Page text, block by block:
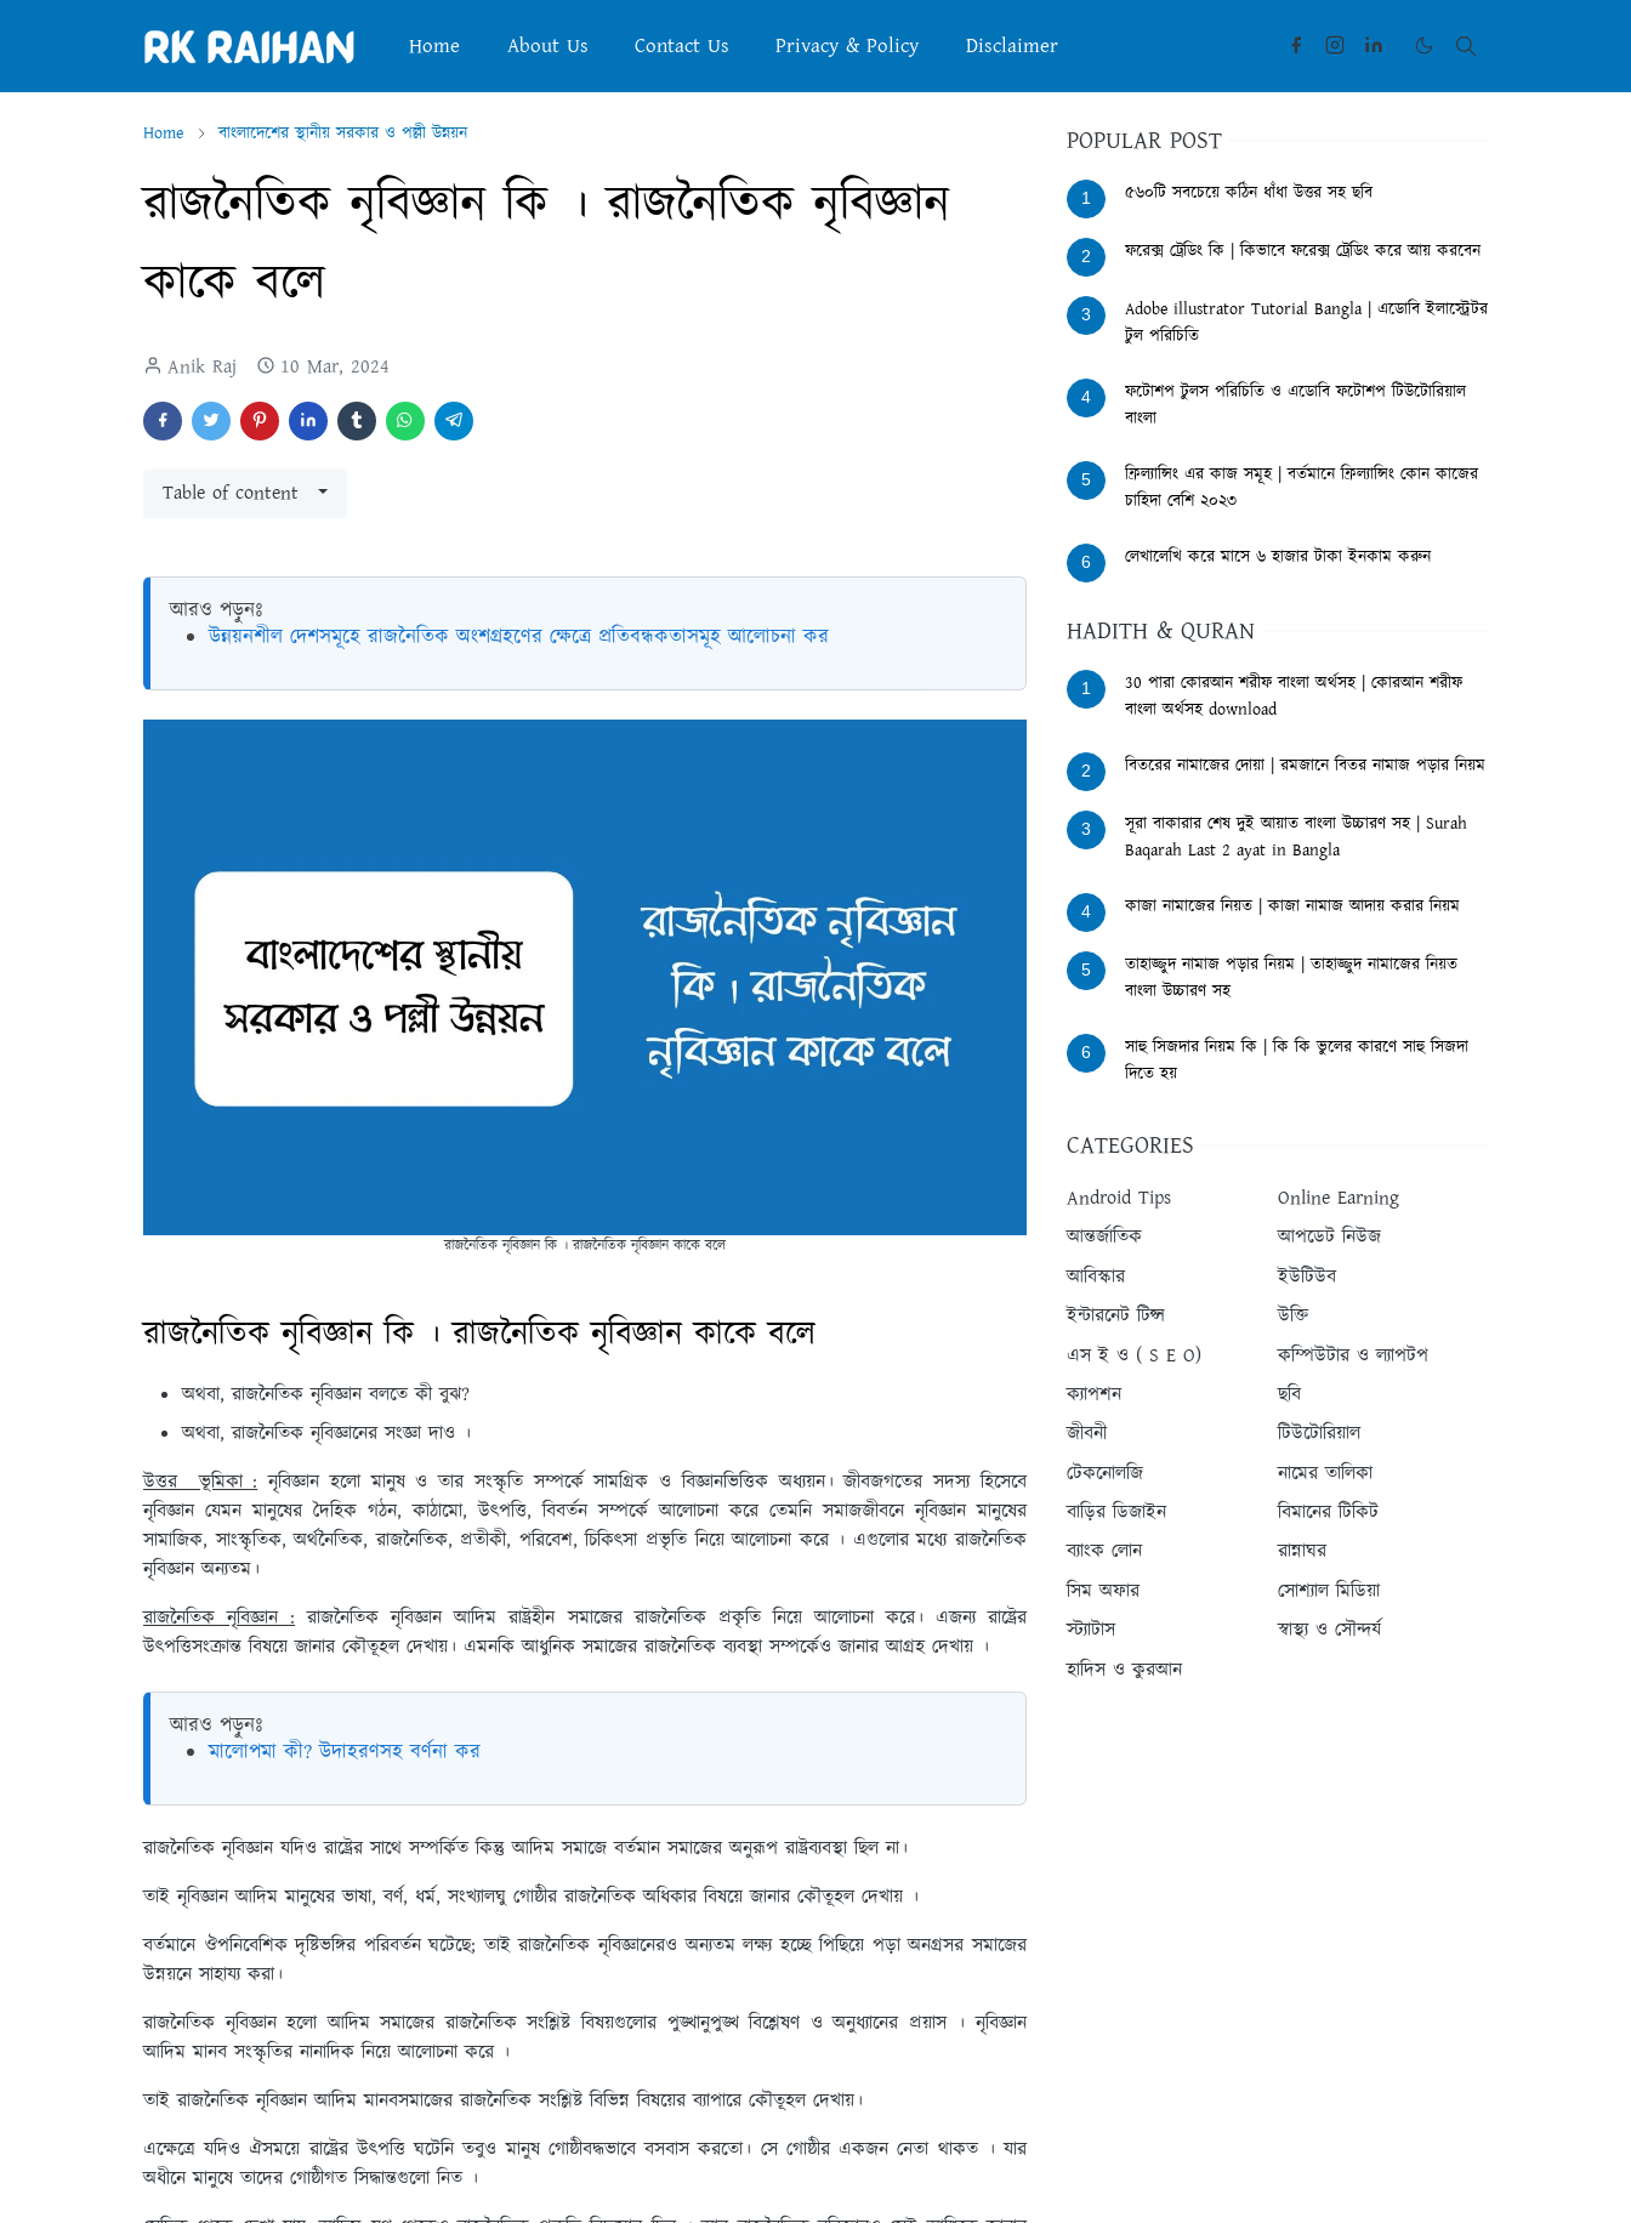
Home About Us Contact Us Privacy & Policy Disclaimer
Home বাংলাদেশের স্থানীয় সরকার ও পল্লী উন্নয়ন
রাজনৈতিক নৃবিজ্ঞান কি । রাজনৈতিক নৃবিজ্ঞান
কাকে বলে
Anik Raj 10 Mar, 2024
Table of content
আরও পড়ুনঃ
উন্নয়নশীল দেশসমূহে রাজনৈতিক অংশগ্রহণের ক্ষেত্রে প্রতিবন্ধকতাসমূহ আলোচনা কর
রাজনৈতিক নৃবিজ্ঞান কি । রাজনৈতিক নৃবিজ্ঞান কাকে বলে
রাজনৈতিক নৃবিজ্ঞান কি । রাজনৈতিক নৃবিজ্ঞান কাকে বলে
অথবা, রাজনৈতিক নৃবিজ্ঞান বলতে কী বুঝ?
অথবা, রাজনৈতিক নৃবিজ্ঞানের সংজ্ঞা দাও ।
উত্তর ভূমিকা :নৃবিজ্ঞান হলো মানুষ ও তার সংস্কৃতি সম্পর্কে সামগ্রিক ও বিজ্ঞানভিত্তিক অধ্যয়ন। জীবজগতের সদস্য হিসেবে
নৃবিজ্ঞান যেমন মানুষের দৈহিক গঠন, কাঠামো, উৎপত্তি, বিবর্তন সম্পর্কে আলোচনা করে তেমনি সমাজজীবনে নৃবিজ্ঞান মানুষের
সামাজিক, সাংস্কৃতিক, অর্থনৈতিক, রাজনৈতিক, প্রতীকী, পরিবেশ, চিকিৎসা প্রভৃতি নিয়ে আলোচনা করে । এগুলোর মধ্যে রাজনৈতিক
নৃবিজ্ঞান অন্যতম।
রাজনৈতিক নৃবিজ্ঞান :রাজনৈতিক নৃবিজ্ঞান আদিম রাষ্ট্রহীন সমাজের রাজনৈতিক প্রকৃতি নিয়ে আলোচনা করে। এজন্য রাষ্ট্রের
উৎপত্তিসংক্রান্ত বিষয়ে জানার কৌতূহল দেখায়। এমনকি আধুনিক সমাজের রাজনৈতিক ব্যবস্থা সম্পর্কেও জানার আগ্রহ দেখায় ।
আরও পড়ুনঃ
মালোপমা কী? উদাহরণসহ বর্ণনা কর
রাজনৈতিক নৃবিজ্ঞান যদিও রাষ্ট্রের সাথে সম্পর্কিত কিন্তু আদিম সমাজে বর্তমান সমাজের অনুরূপ রাষ্ট্রব্যবস্থা ছিল না।
তাই নৃবিজ্ঞান আদিম মানুষের ভাষা, বর্ণ, ধর্ম, সংখ্যালঘু গোষ্ঠীর রাজনৈতিক অধিকার বিষয়ে জানার কৌতূহল দেখায় ।
বর্তমানে ঔপনিবেশিক দৃষ্টিভঙ্গির পরিবর্তন ঘটেছে; তাই রাজনৈতিক নৃবিজ্ঞানেরও অন্যতম লক্ষ্য হচ্ছে পিছিয়ে পড়া অনগ্রসর সমাজের
উন্নয়নে সাহায্য করা।
রাজনৈতিক নৃবিজ্ঞান হলো আদিম সমাজের রাজনৈতিক সংশ্লিষ্ট বিষয়গুলোর পুঙ্খানুপুঙ্খ বিশ্লেষণ ও অনুধ্যানের প্রয়াস । নৃবিজ্ঞান
আদিম মানব সংস্কৃতির নানাদিক নিয়ে আলোচনা করে ।
তাই রাজনৈতিক নৃবিজ্ঞান আদিম মানবসমাজের রাজনৈতিক সংশ্লিষ্ট বিভিন্ন বিষয়ের ব্যাপারে কৌতূহল দেখায়।
এক্ষেত্রে যদিও ঐসময়ে রাষ্ট্রের উৎপত্তি ঘটেনি তবুও মানুষ গোষ্ঠীবদ্ধভাবে বসবাস করতো। সে গোষ্ঠীর একজন নেতা থাকত । যার
অধীনে মানুষে তাদের গোষ্ঠীগত সিদ্ধান্তগুলো নিত ।
POPULAR POST
1 ৫৬০টি সবচেয়ে কঠিন ধাঁধা উত্তর সহ ছবি
2 ফরেক্স ট্রেডিং কি | কিভাবে ফরেক্স ট্রেডিং করে আয় করবেন
3
Adobe illustrator Tutorial Bangla | এডোবি ইলাস্ট্রেটর
টুল পরিচিতি
4
ফটোশপ টুলস পরিচিতি ও এডোবি ফটোশপ টিউটোরিয়াল
বাংলা
5
ফ্রিল্যান্সিং এর কাজ সমূহ | বর্তমানে ফ্রিল্যান্সিং কোন কাজের
চাহিদা বেশি ২০২৩
6 লেখালেখি করে মাসে ৬ হাজার টাকা ইনকাম করুন
HADITH & QURAN
1
30 পারা কোরআন শরীফ বাংলা অর্থসহ | কোরআন শরীফ
বাংলা অর্থসহ download
2 বিতরের নামাজের দোয়া | রমজানে বিতর নামাজ পড়ার নিয়ম
3
সূরা বাকারার শেষ দুই আয়াত বাংলা উচ্চারণ সহ | Surah
Baqarah Last 2 ayat in Bangla
4 কাজা নামাজের নিয়ত | কাজা নামাজ আদায় করার নিয়ম
5
তাহাজ্জুদ নামাজ পড়ার নিয়ম | তাহাজ্জুদ নামাজের নিয়ত
বাংলা উচ্চারণ সহ
6
সাহু সিজদার নিয়ম কি | কি কি ভুলের কারণে সাহু সিজদা
দিতে হয়
CATEGORIES
Android Tips
Online Earning
আন্তর্জাতিক
আপডেট নিউজ
আবিস্কার
ইউটিউব
ইন্টারনেট টিপ্স
উক্তি
এস ই ও ( S E O)
কম্পিউটার ও ল্যাপটপ
ক্যাপশন
ছবি
জীবনী
টিউটোরিয়াল
টেকনোলজি
নামের তালিকা
বাড়ির ডিজাইন
বিমানের টিকিট
ব্যাংক লোন
রান্নাঘর
সিম অফার
সোশ্যাল মিডিয়া
স্ট্যাটাস
স্বাস্থ্য ও সৌন্দর্য
হাদিস ও কুরআন